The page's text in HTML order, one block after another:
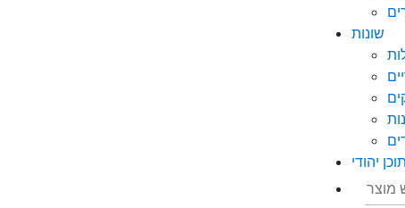
שונות
תוכן יהודי